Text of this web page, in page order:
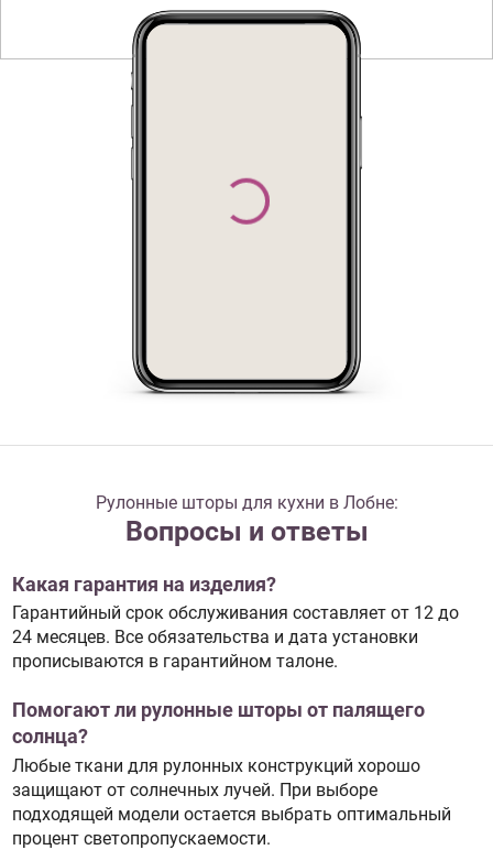
Рулонные шторы для кухни в Лобне:
Вопросы и ответы
Какая гарантия на изделия?
Гарантийный срок обслуживания составляет от 12 до
24 месяцев. Все обязательства и дата установки
прописываются в гарантийном талоне.
Помогают ли рулонные шторы от палящего
солнца?
Любые ткани для рулонных конструкций хорошо
защищают от солнечных лучей. При выборе
подходящей модели остается выбрать оптимальный
процент светопропускаемости.